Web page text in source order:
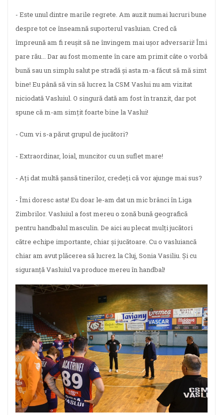
- Este unul dintre marile regrete. Am auzit numai lucruri bune
despre tot ce înseamnă suporterul vasluian. Cred că
împreună am fi reușit să ne învingem mai ușor adversarii! Îmi
pare rău... Dar au fost momente în care am primit câte o vorbă
bună sau un simplu salut pe stradă și asta m-a făcut să mă simt
bine! Eu până să vin să lucrez la CSM Vaslui nu am vizitat
niciodată Vasluiul. O singură dată am fost în tranzit, dar pot
spune că m-am simțit foarte bine la Vaslui!
- Cum vi s-a părut grupul de jucători?
- Extraordinar, loial, muncitor cu un suflet mare!
- Ați dat multă șansă tinerilor, credeți că vor ajunge mai sus?
- Îmi doresc asta! Eu doar le-am dat un mic brânci în Liga
Zimbrilor. Vasluiul a fost mereu o zonă bună geografică
pentru handbalul masculin. De aici au plecat mulți jucători
către echipe importante, chiar și jucătoare. Cu o vasluiancă
chiar am avut plăcerea să lucrez la Cluj, Sonia Vasiliu. Și cu
siguranță Vasluiul va produce mereu în handbal!